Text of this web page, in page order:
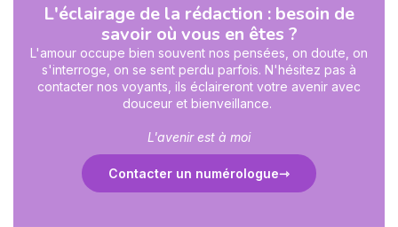
L'éclairage de la rédaction : besoin de
savoir où vous en êtes ?
L'amour occupe bien souvent nos pensées, on doute, on
s'interroge, on se sent perdu parfois. N'hésitez pas à
contacter nos voyants, ils éclaireront votre avenir avec
douceur et bienveillance.
L'avenir est à moi
Contacter un numérologue